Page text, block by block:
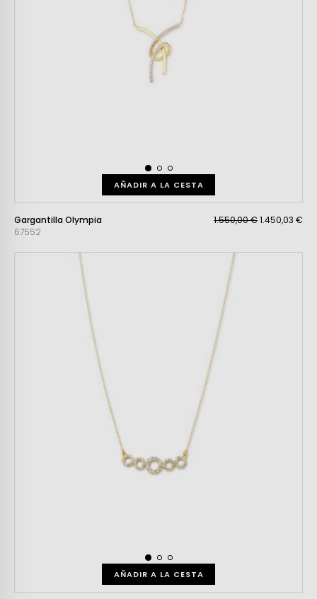
AÑADIR A LA CESTA
Gargantilla Olympia
67552
1.550,00 €1.450,03 €
AÑADIR A LA CESTA